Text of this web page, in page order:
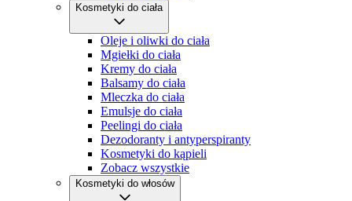
Kosmetyki do ciała
Oleje i oliwki do ciała
Mgiełki do ciała
Kremy do ciała
Balsamy do ciała
Mleczka do ciała
Emulsje do ciała
Peelingi do ciała
Dezodoranty i antyperspiranty
Kosmetyki do kąpieli
Zobacz wszystkie
Kosmetyki do włosów
spersonalizowanych reklam
Tworzenie profili w celu personalizacji treści
Wykorzystywanie profili w celu doboru
spersonalizowanych treści
Pomiar efektywności reklam
Pomiar efektywności treści
Rozumienie odbiorców dzięki statystyce lub
kombinacji danych z różnych źródeł